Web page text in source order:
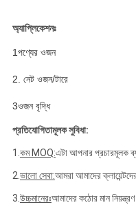
অ্যাপ্লিকেশনঃ
1পণ্যের ওজন
2. নেট ওজন/টারে
3ওজন বৃদ্ধি
প্রতিযোগিতামূলক সুবিধা:
1.কম MOQ:এটা আপনার প্রচারমূলক
2.ভালো সেবা:আমরা আমাদের
3.উচ্চমানেরঃআমাদের কঠোর মান